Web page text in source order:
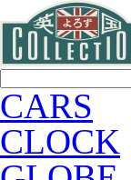
CARS
CLOCK